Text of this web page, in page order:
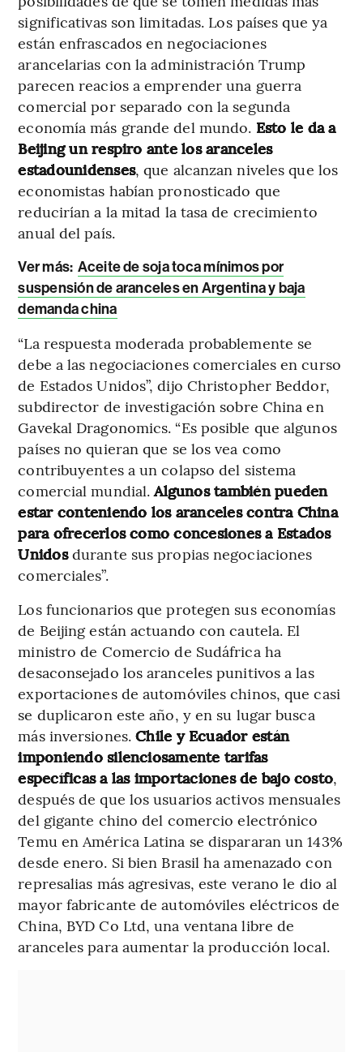
significativas son limitadas. Los países que ya
están enfrascados en negociaciones
arancelarias con la administración Trump
parecen reacios a emprender una guerra
comercial por separado con la segunda
economía más grande del mundo. Esto le da a
Beijing un respiro ante los aranceles
estadounidenses, que alcanzan niveles que los
economistas habían pronosticado que
reducirían a la mitad la tasa de crecimiento
anual del país.
Ver más: Aceite de soja toca mínimos por
suspensión de aranceles en Argentina y baja
demanda china
“La respuesta moderada probablemente se
debe a las negociaciones comerciales en curso
de Estados Unidos”, dijo Christopher Beddor,
subdirector de investigación sobre China en
Gavekal Dragonomics. “Es posible que algunos
países no quieran que se los vea como
contribuyentes a un colapso del sistema
comercial mundial.Algunos también pueden
estar conteniendo los aranceles contra China
para ofrecerlos como concesiones a Estados
Unidosdurante sus propias negociaciones
comerciales”.
Los funcionarios que protegen sus economías
de Beijing están actuando con cautela. El
ministro de Comercio de Sudáfrica ha
desaconsejado los aranceles punitivos a las
exportaciones de automóviles chinos, que casi
se duplicaron este año, y en su lugar busca
más inversiones.Chile y Ecuador están
imponiendo silenciosamente tarifas
específicas a las importaciones de bajo costo,
después de que los usuarios activos mensuales
del gigante chino del comercio electrónico
Temu en América Latina se dispararan un 143%
desde enero. Si bien Brasil ha amenazado con
represalias más agresivas, este verano le dio al
mayor fabricante de automóviles eléctricos de
China, BYD Co Ltd, una ventana libre de
aranceles para aumentar la producción local.